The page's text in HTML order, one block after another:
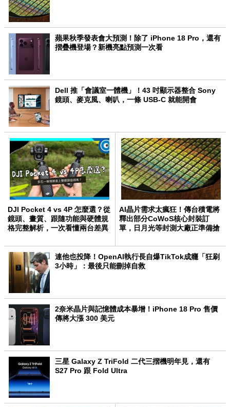
蘋果秋季發表會大預測！除了 iPhone 18 Pro，還有
摺疊機登場？新機亮點預測一次看
Dell 推「會議室一體機」！43 吋顯示器整合 Sony
鏡頭、麥克風、喇叭，一條 USB-C 就能開會
DJI Pocket 4 vs 4P 怎麼選？從
鏡頭、畫質、跟隨功能與硬體規
格完整解析，一次看懂兩台差異
AI晶片需求太瘋狂！傳台積電將
釋出部分CoWoS核心封裝訂
單，日月光等封測大廠正準備搶
連他也投降！OpenAI執行長自爆TikTok成癮「狂刷
3小時」：最後只能刪掉自救
2奈米晶片與記憶體成本暴增！iPhone 18 Pro 售價
傳將大漲 300 美元
三星 Galaxy Z TriFold 二代三摺機明年見，還有
S27 Pro 跟 Fold Ultra